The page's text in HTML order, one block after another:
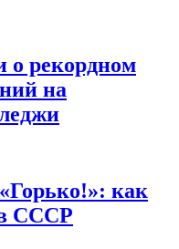
о рекордном
на
как
в СССР